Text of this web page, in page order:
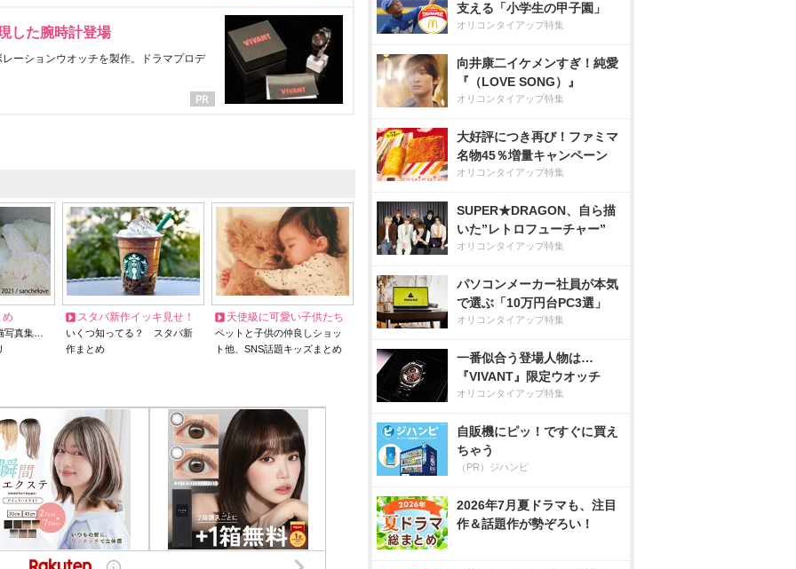
した腕時計登場
ーションウオッチを製作。ドラマプロデ
め
写真集…
スタバ新作イッキ見せ！
いくつ知ってる？ スタバ新
作まとめ
天使級に可愛い子供たち
ペットと子供の仲良しショッ
ト他、SNS話題キッズまとめ
支える「小学生の甲子園」
オリコンタイアップ特集
向井康二イケメンすぎ！純愛
『（LOVE SONG）』
オリコンタイアップ特集
大好評につき再び！ファミマ
名物45％増量キャンペーン
オリコンタイアップ特集
SUPER★DRAGON、自ら描
いた”レトロフューチャー”
オリコンタイアップ特集
パソコンメーカー社員が本気
で選ぶ「10万円台PC3選」
オリコンタイアップ特集
一番似合う登場人物は…
『VIVANT』限定ウオッチ
オリコンタイアップ特集
自販機にピッ！ですぐに買え
ちゃう
（PR）ジハンピ
2026年7月夏ドラマも、注目
作＆話題作が勢ぞろい！